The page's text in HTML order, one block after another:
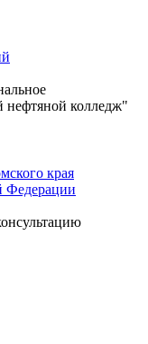
нефтяной колледж"
края
Федерации